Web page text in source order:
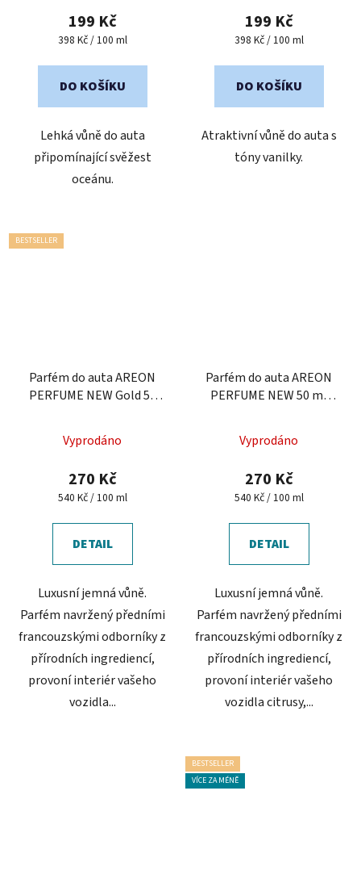
produktu
je
z
199 Kč
Měrná
398 Kč / 100 ml
DO KOŠÍKU
Lehká vůně do auta
připomínající svěžest
oceánu.
produktu
je
z
199 Kč
Měrná
398 Kč / 100 ml
DO KOŠÍKU
Atraktivní vůně do auta s
tóny vanilky.
BESTSELLER
Parfém do auta AREON
PERFUME NEW Gold 50
Vyprodáno
270 Kč
Měrná
540 Kč / 100 ml
DETAIL
Luxusní jemná vůně.
Parfém navržený předními
francouzskými odborníky z
přírodních ingrediencí,
provoní interiér vašeho
vozidla...
Parfém do auta AREON
PERFUME NEW 50 ml
hodnocení
produktu
je
z
Vyprodáno
270 Kč
Měrná
540 Kč / 100 ml
DETAIL
Luxusní jemná vůně.
Parfém navržený předními
francouzskými odborníky z
přírodních ingrediencí,
provoní interiér vašeho
vozidla citrusy,...
BESTSELLER
VÍCE ZA MÉNĚ